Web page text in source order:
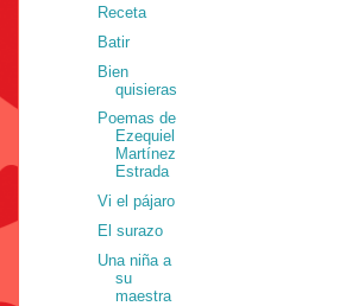
Receta
Batir
Bien
quisieras
Poemas de
Ezequiel
Martínez
Estrada
Vi el pájaro
El surazo
Una niña a
su
maestra